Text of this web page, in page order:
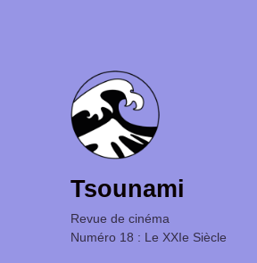
Tsounami
Revue de cinéma ‎ ‎ ‎ ‎ ‎ ‎ ‎ ‎ ‎ ‎ ‎ ‎ ‎ ‎ ‎ ‎ ‎ ‎ ‎ ‎ ‎ ‎ ‎ ‎ ‎ ‎
Numéro 18 : Le XXIe Siècle